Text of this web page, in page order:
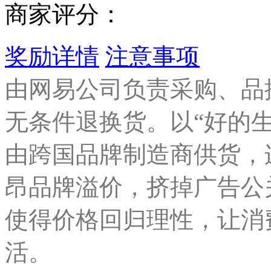
商家评分：
奖励详情 注意事项
由网易公司负责采购、
无条件退换货。以“好的
由跨国品牌制造商供货
昂品牌溢价，挤掉广告
使得价格回归理性，让
活。